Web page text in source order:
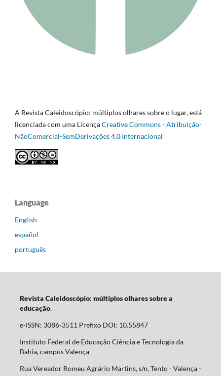
A Revista Caleidoscópio: múltiplos olhares sobre o lugar, está
licenciada com uma LicençaCreative Commons - Atribuição-
NãoComercial-SemDerivações 4.0 Internacional
Language
English
español
português
Revista Caleidoscópio: múltiplos olhares sobre a
educação.
e-ISSN: 3086-3511 Prefixo DOI: 10.55847
Instituto Federal de Educação Ciência e Tecnologia da
Bahia, campus Valença
Rua Vereador Romeu Agrário Martins, s/n, Tento - Valença -